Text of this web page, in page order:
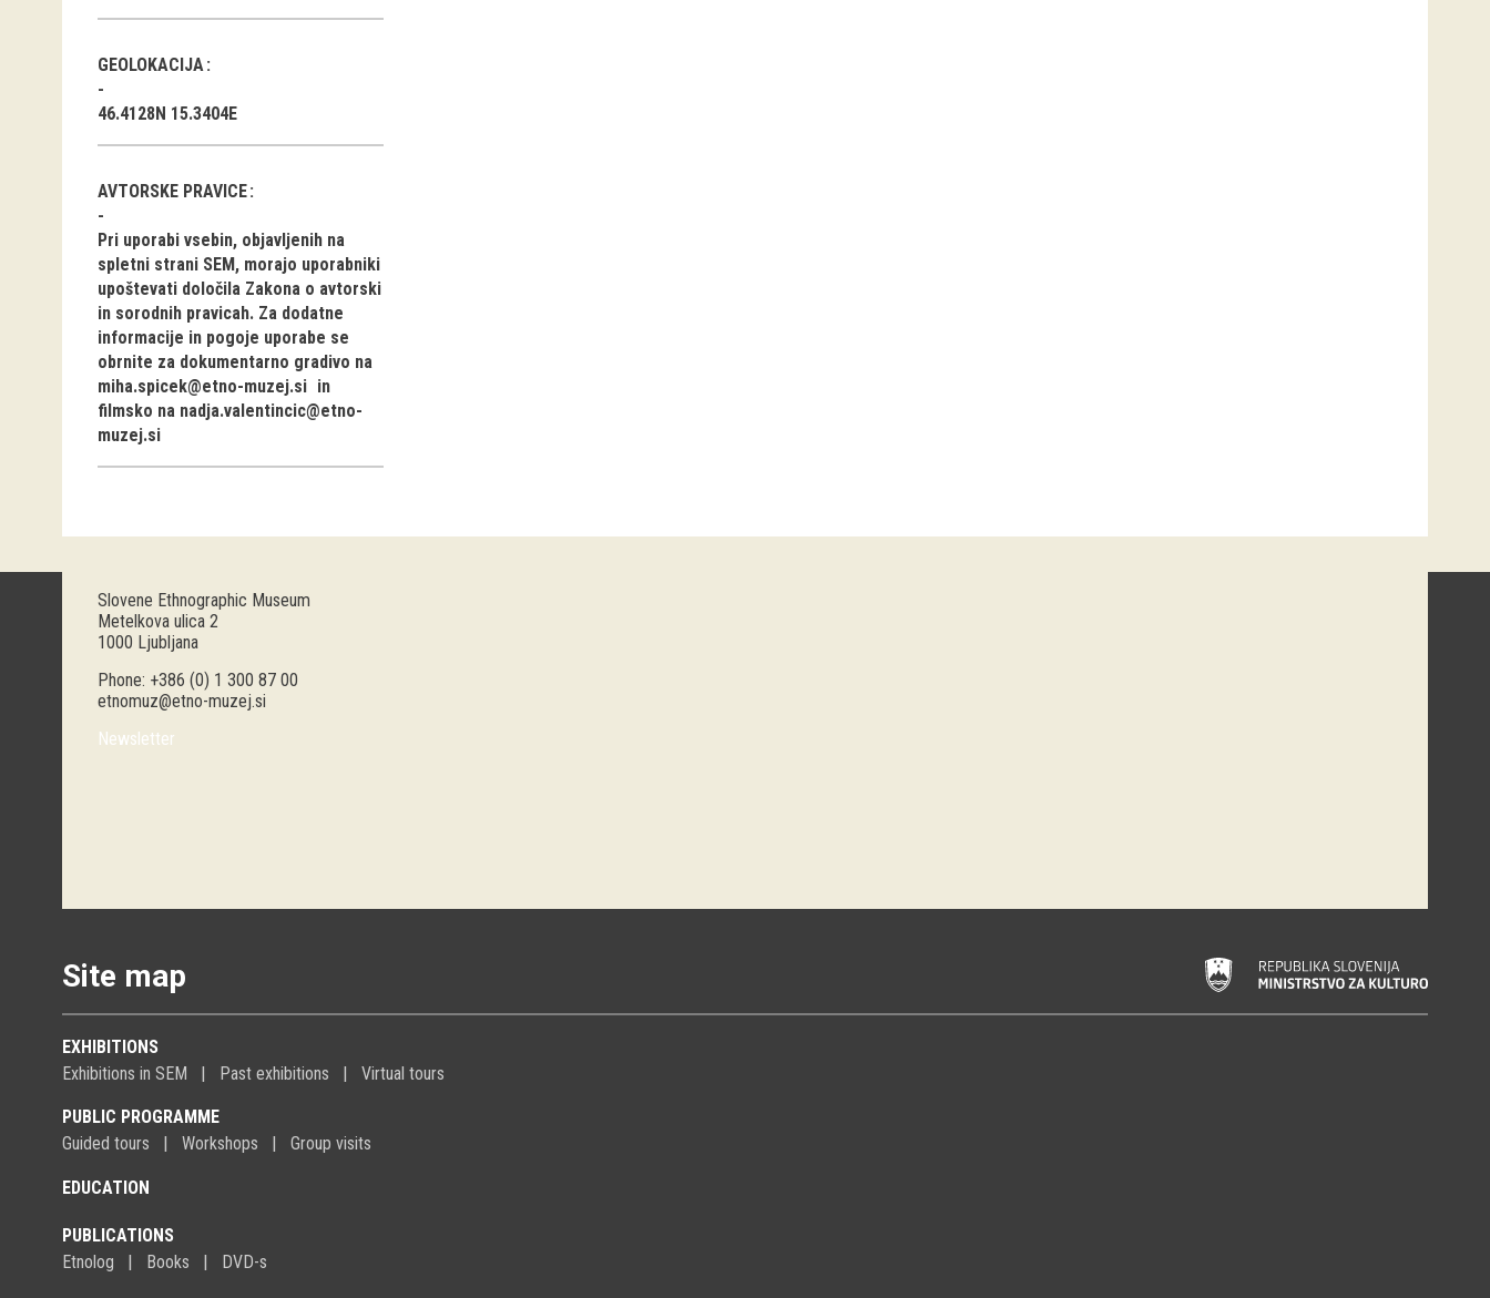
GEOLOKACIJA
46.4128N 15.3404E
AVTORSKE PRAVICE
Pri uporabi vsebin, objavljenih na
spletni strani SEM, morajo uporabniki
upoštevati določila Zakona o avtorski
in sorodnih pravicah. Za dodatne
informacije in pogoje uporabe se
obrnite za dokumentarno gradivo na
miha.spicek@etno-muzej.si in
filmsko na nadja.valentincic@etno-
muzej.si
Slovene Ethnographic Museum
Metelkova ulica 2
1000 Ljubljana
Phone: +386 (0) 1 300 87 00
etnomuz@etno-muzej.si
Newsletter
Site map
EXHIBITIONS
Exhibitions in SEM
Past exhibitions Virtual tours
PUBLIC PROGRAMME
Guided tours
Workshops Group visits
EDUCATION
PUBLICATIONS
Etnolog
Books DVD-s